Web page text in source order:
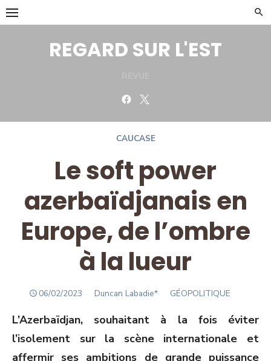
Skip
to
REGARD SUR L'EST
Facebook
CAUCASE
Le soft power
azerbaïdjanais en
Europe, de l’ombre
à la lueur
POSTED
06/02/2023 Author
Duncan Labadie* GÉOPOLITIQUE
L’Azerbaïdjan, souhaitant à la fois éviter
l’isolement sur la scène internationale et
affermir ses ambitions de grande puissance